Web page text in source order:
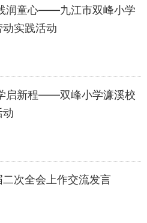
润童心——九江市双峰小学
实践活动
启新程——双峰小学濂溪校
动
次全会上作交流发言